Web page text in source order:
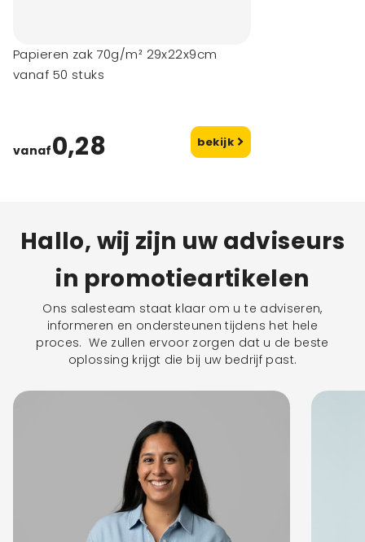
Papieren zak 70g/m² 29x22x9cm
vanaf 50 stuks
vanaf0,28 bekijk
Hallo, wij zijn uw adviseurs
in promotieartikelen
Ons salesteam staat klaar om u te adviseren,
informeren en ondersteunen tijdens het hele
proces. We zullen ervoor zorgen dat u de beste
oplossing krijgt die bij uw bedrijf past.